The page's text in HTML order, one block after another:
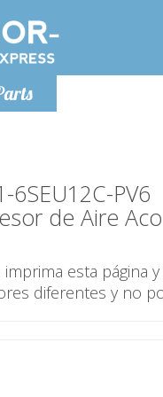
de 9:00 a
16:00
De lunes a
6SEU12C-PV6
de Aire
imprima esta
diferentes y no